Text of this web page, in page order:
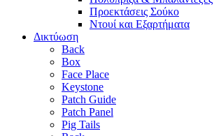
Προεκτάσεις Σούκο
Ντουί και Εξαρτήματα
Δικτύωση
Back
Box
Face Place
Keystone
Patch Guide
Patch Panel
Pig Tails